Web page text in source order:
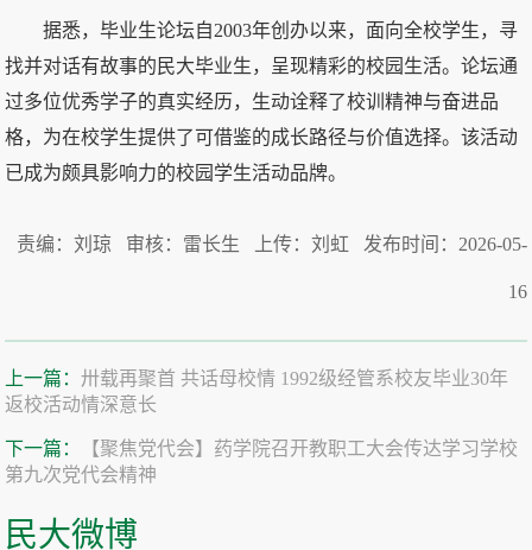
据悉，毕业生论坛自2003年创办以来，面向全校学生，寻
找并对话有故事的民大毕业生，呈现精彩的校园生活。论坛通
过多位优秀学子的真实经历，生动诠释了校训精神与奋进品
格，为在校学生提供了可借鉴的成长路径与价值选择。该活动
已成为颇具影响力的校园学生活动品牌。
责编：刘琼 审核：雷长生 上传：刘虹 发布时间：2026-05-
16
上一篇：卅载再聚首 共话母校情 1992级经管系校友毕业30年
返校活动情深意长
下一篇：
【聚焦党代会】药学院召开教职工大会传达学习学校
第九次党代会精神
民大微博